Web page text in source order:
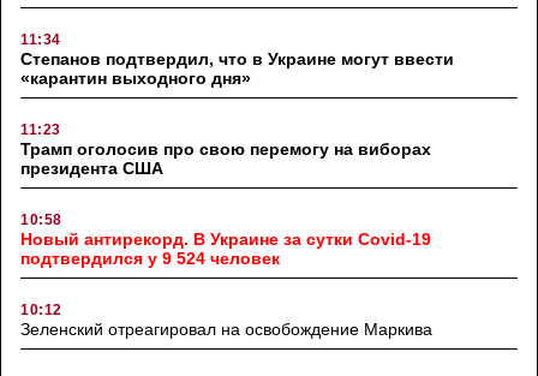
11:34
Степанов подтвердил, что в Украине могут ввести
«карантин выходного дня»
11:23
Трамп оголосив про свою перемогу на виборах
президента США
10:58
Новый антирекорд. В Украине за сутки Covid-19
подтвердился у 9 524 человек
10:12
Зеленский отреагировал на освобождение Маркива